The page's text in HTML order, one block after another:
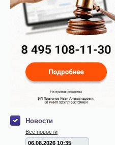
Новости
Все новости
06.08.2026 10:35